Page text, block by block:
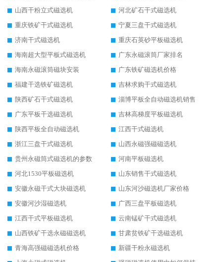
山西干粉立式磁选机
河北矿石干式磁选机
重庆铁矿干式磁选机
宁夏三盘干式磁选机
济南干式磁选机
重庆石英砂平板磁选机
海南超大型平板式磁选机
广东永磁滚筒厂家排名
海南永磁滚筒磁块安装
广东铁矿磁选机价格
福建干选铁矿磁选机
吉林求购干式磁选机
陕西矿石干式磁选机
淄博平板全自动磁选机销售
广东平板干选磁选机
吉林高梯度平板磁选机
陕西平板全自动磁选机
江西干式磁选机
浙江三盘干式磁选机
山西永磁强磁磁选机
贵州永磁筒式磁选机的参数
河南平板磁选机
河北1530平板磁选机
山东销售干式磁选机
安徽永磁干式大块磁选机
山东河沙磁选机厂家价格
安徽河沙湿磁选机
广西三盘平板磁选机
江西干式平板磁选机
云南锰矿干式磁选机
山西铁矿干选永磁磁选机
甘肃贫铁矿干选磁选机
青海高强磁磁选机价格
新疆干粉永磁选机